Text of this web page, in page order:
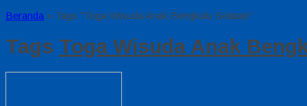
Beranda » Tags "Toga Wisuda Anak Bengkulu Selatan"
Tags Toga Wisuda Anak